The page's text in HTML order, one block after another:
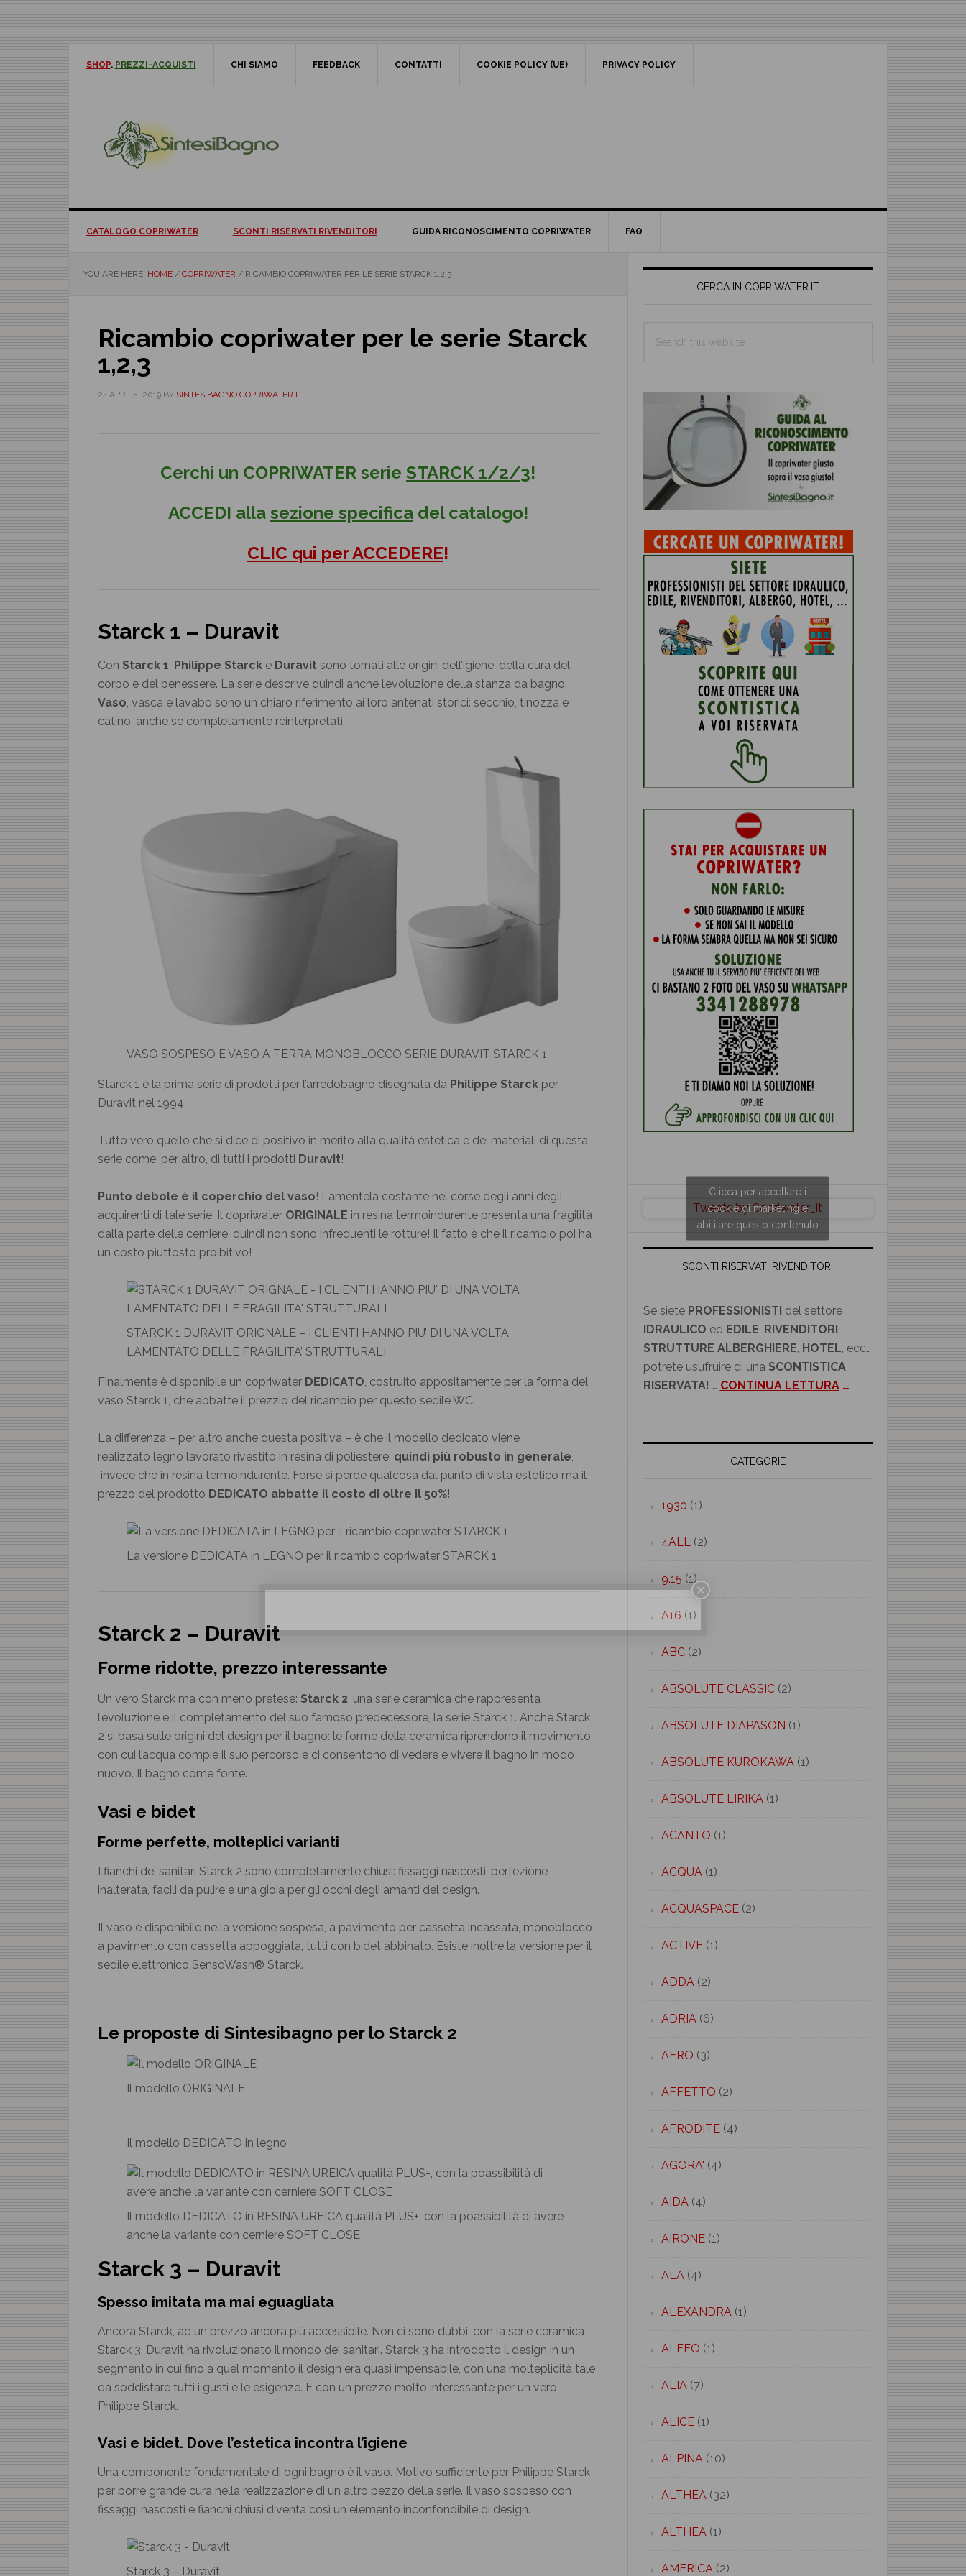
SHOP. PREZZI-ACQUISTI CHI SIAMO FEEDBACK CONTATTI COOKIE POLICY (UE) PRIVACY POLICY
CATALOGO COPRIWATER SCONTI RISERVATI RIVENDITORI GUIDA RICONOSCIMENTO COPRIWATER FAQ
YOU ARE HERE: HOME / COPRIWATER /RICAMBIO COPRIWATER PER LE SERIE STARCK 1,2,3
Ricambio copriwater per le serie Starck
1,2,3
24 APRILE, 2019BY SINTESIBAGNO COPRIWATER.IT
Cerchi un COPRIWATER serie STARCK 1/2/3!
ACCEDI alla sezione specificadel catalogo!
CLIC qui per ACCEDERE!
Starck 1 – Duravit
Con Starck 1, Philippe Starcke Duravitsono tornati alle origini dell’igiene, della cura del
corpo e del benessere. La serie descrive quindi anche l’evoluzione della stanza da bagno.
Vaso, vasca e lavabo sono un chiaro riferimento ai loro antenati storici: secchio, tinozza e
catino, anche se completamente reinterpretati.
VASO SOSPESO E VASO A TERRA MONOBLOCCO SERIE DURAVIT STARCK 1
Starck 1 è la prima serie di prodotti per l’arredobagno disegnata da Philippe Starckper
Duravit nel 1994.
Tutto vero quello che si dice di positivo in merito alla qualità estetica e dei materiali di questa
serie come, per altro, di tutti i prodotti Duravit!
Punto debole è il coperchio del vaso! Lamentela costante nel corse degli anni degli
acquirenti di tale serie. Il copriwater ORIGINALE in resina termoindurente presenta una fragilità
dalla parte delle cerniere, quindi non sono infrequenti le rotture! Il fatto è che il ricambio poi ha
un costo piuttosto proibitivo!
STARCK 1 DURAVIT ORIGNALE – I CLIENTI HANNO PIU’ DI UNA VOLTA
LAMENTATO DELLE FRAGILITA’ STRUTTURALI
Finalmente è disponibile un copriwater DEDICATO, costruito appositamente per la forma del
vaso Starck 1, che abbatte il prezzio del ricambio per questo sedile WC.
La differenza – per altro anche questa positiva – è che il modello dedicato viene
realizzato legno lavorato rivestito in resina di poliestere, quindi più robusto in generale,
invece che in resina termoindurente. Forse si perde qualcosa dal punto di vista estetico ma il
prezzo del prodotto DEDICATO abbatte il costo di oltre il 50%!
La versione DEDICATA in LEGNO per il ricambio copriwater STARCK 1
Starck 2 – Duravit
Forme ridotte, prezzo interessante
Un vero Starck ma con meno pretese: Starck 2, una serie ceramica che rappresenta
l’evoluzione e il completamento del suo famoso predecessore, la serie Starck 1. Anche Starck
2 si basa sulle origini del design per il bagno: le forme della ceramica riprendono il movimento
con cui l’acqua compie il suo percorso e ci consentono di vedere e vivere il bagno in modo
nuovo. Il bagno come fonte.
Vasi e bidet
Forme perfette, molteplici varianti
I fianchi dei sanitari Starck 2 sono completamente chiusi: fissaggi nascosti, perfezione
inalterata, facili da pulire e una gioia per gli occhi degli amanti del design.
Il vaso è disponibile nella versione sospesa, a pavimento per cassetta incassata, monoblocco
a pavimento con cassetta appoggiata, tutti con bidet abbinato. Esiste inoltre la versione per il
sedile elettronico SensoWash® Starck.
Le proposte di Sintesibagno per lo Starck 2
Il modello ORIGINALE
Il modello DEDICATO in legno
Il modello DEDICATO in RESINA UREICA qualità PLUS+, con la poassibilità di avere
anche la variante con cerniere SOFT CLOSE
Starck 3 – Duravit
Spesso imitata ma mai eguagliata
Ancora Starck, ad un prezzo ancora più accessibile. Non ci sono dubbi, con la serie ceramica
Starck 3, Duravit ha rivoluzionato il mondo dei sanitari. Starck 3 ha introdotto il design in un
segmento in cui fino a quel momento il design era quasi impensabile, con una molteplicità tale
da soddisfare tutti i gusti e le esigenze. E con un prezzo molto interessante per un vero
Philippe Starck.
Vasi e bidet. Dove l’estetica incontra l’igiene
Una componente fondamentale di ogni bagno è il vaso. Motivo sufficiente per Philippe Starck
per porre grande cura nella realizzazione di un altro pezzo della serie. Il vaso sospeso con
fissaggi nascosti e fianchi chiusi diventa così un elemento inconfondibile di design.
Starck 3 – Duravit
Primary
SidebarCERCA IN COPRIWATER.IT
this
Tweets by Copriwater_it
Clicca per accettare i
cookie di marketing e
abilitare questo contenuto
SCONTI RISERVATI RIVENDITORI
Se siete PROFESSIONISTI del settore
IDRAULICO ed EDILE, RIVENDITORI,
STRUTTURE ALBERGHIERE, HOTEL, ecc…
potrete usufruire di una SCONTISTICA
RISERVATA! … CONTINUA LETTURA…
CATEGORIE
1930 (1)
4ALL(2)
9.15 (1)
A16 (1)
ABC(2)
ABSOLUTE CLASSIC(2)
ABSOLUTE DIAPASON (1)
ABSOLUTE KUROKAWA(1)
ABSOLUTE LIRIKA(1)
ACANTO (1)
ACQUA(1)
ACQUASPACE(2)
ACTIVE(1)
ADDA(2)
ADRIA(6)
AERO (3)
AFFETTO (2)
AFRODITE(4)
AGORA' (4)
AIDA(4)
AIRONE(1)
ALA(4)
ALEXANDRA(1)
ALFEO (1)
ALIA(7)
ALICE(1)
ALPINA(10)
ALTHEA(32)
ALTHEA(1)
AMERICA(2)
×